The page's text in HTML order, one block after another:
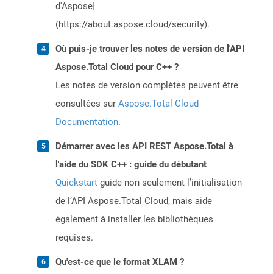
d'Aspose]
(https://about.aspose.cloud/security).
Où puis-je trouver les notes de version de l'API
Aspose.Total Cloud pour C++ ?
Les notes de version complètes peuvent être
consultées sur Aspose.Total Cloud
Documentation.
Démarrer avec les API REST Aspose.Total à
l'aide du SDK C++ : guide du débutant
Quickstart guide non seulement l’initialisation
de l’API Aspose.Total Cloud, mais aide
également à installer les bibliothèques
requises.
Qu'est-ce que le format XLAM ?